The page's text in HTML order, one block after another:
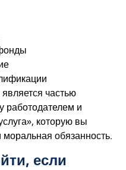
частью
работодателем и
которую вы
обязанность.
если